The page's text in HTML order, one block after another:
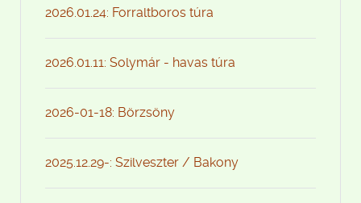
2026.01.24: Forraltboros túra
2026.01.11: Solymár - havas túra
2026-01-18: Börzsöny
2025.12.29-: Szilveszter / Bakony